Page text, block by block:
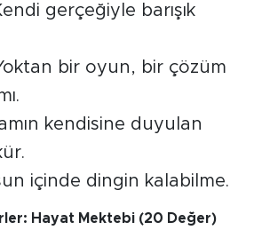
gerçeğiyle barışık
bir oyun, bir çözüm
kendisine duyulan
içinde dingin kalabilme.
Hayat Mektebi (20 Değer)